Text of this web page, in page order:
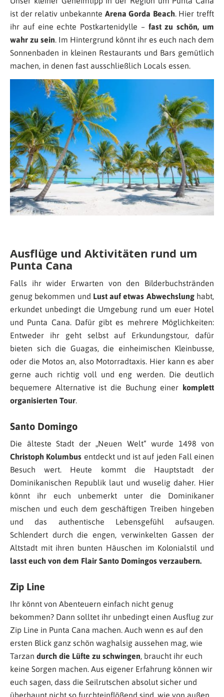
ist der relativ unbekannte Arena Gorda Beach. Hier trefft
ihr auf eine echte Postkartenidylle – fast zu schön, um
wahr zu sein. Im Hintergrund könnt ihr es euch nach dem
Sonnenbaden in kleinen Restaurants und Bars gemütlich
machen, in denen fast ausschließlich Locals essen.
Ausflüge und Aktivitäten rund um
Punta Cana
Falls ihr wider Erwarten von den Bilderbuchstränden
genug bekommen und Lust auf etwas Abwechslunghabt,
erkundet unbedingt die Umgebung rund um euer Hotel
und Punta Cana. Dafür gibt es mehrere Möglichkeiten:
Entweder ihr geht selbst auf Erkundungstour, dafür
bieten sich die Guagas, die einheimischen Kleinbusse,
oder die Motos an, also Motorradtaxis. Hier kann es aber
gerne auch richtig voll und eng werden. Die deutlich
bequemere Alternative ist die Buchung einer komplett
organisierten Tour.
Santo Domingo
Die älteste Stadt der „Neuen Welt“ wurde 1498 von
Christoph Kolumbus entdeckt und ist auf jeden Fall einen
Besuch wert. Heute kommt die Hauptstadt der
Dominikanischen Republik laut und wuselig daher. Hier
könnt ihr euch unbemerkt unter die Dominikaner
mischen und euch dem geschäftigen Treiben hingeben
und das authentische Lebensgefühl aufsaugen.
Schlendert durch die engen, verwinkelten Gassen der
Altstadt mit ihren bunten Häuschen im Kolonialstil und
lasst euch von dem Flair Santo Domingos verzaubern.
Zip Line
Ihr könnt von Abenteuern einfach nicht genug
bekommen? Dann solltet ihr unbedingt einen Ausflug zur
Zip Line in Punta Cana machen. Auch wenn es auf den
ersten Blick ganz schön waghalsig aussehen mag, wie
Tarzan durch die Lüfte zu schwingen, braucht ihr euch
keine Sorgen machen. Aus eigener Erfahrung können wir
euch sagen, dass die Seilrutschen absolut sicher und
überhaupt nicht so furchteinflößend sind, wie von außen